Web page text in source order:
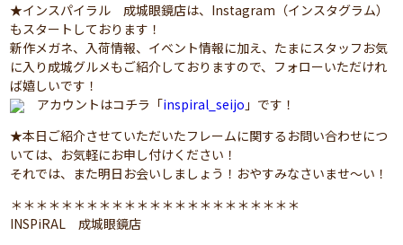
★インスパイラル 成城眼鏡店は、Instagram（インスタグラム）
もスタートしております！
新作メガネ、入荷情報、イベント情報に加え、たまにスタッフお気
に入り成城グルメもご紹介しておりますので、フォローいただけれ
ば嬉しいです！
アカウントはコチラ「inspiral_seijo 」です！
★本日ご紹介させていただいたフレームに関するお問い合わせにつ
いては、お気軽にお申し付けください！
それでは、また明日お会いしましょう！おやすみなさいませ～い！
＊＊＊＊＊＊＊＊＊＊＊＊＊＊＊＊＊＊＊＊＊＊＊
INSPiRAL 成城眼鏡店